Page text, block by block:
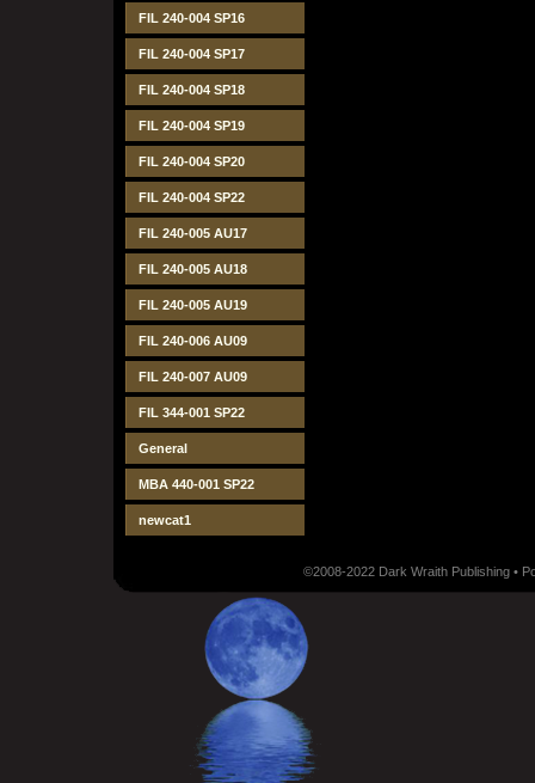
FIL 240-004 SP16
FIL 240-004 SP17
FIL 240-004 SP18
FIL 240-004 SP19
FIL 240-004 SP20
FIL 240-004 SP22
FIL 240-005 AU17
FIL 240-005 AU18
FIL 240-005 AU19
FIL 240-006 AU09
FIL 240-007 AU09
FIL 344-001 SP22
General
MBA 440-001 SP22
newcat1
©2008-2022 Dark Wraith Publishing •